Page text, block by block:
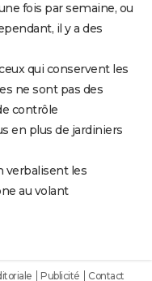
fois par semaine, ou
il y a des
qui conservent les
ne sont pas des
contrôle
en plus de jardiniers
verbalisent les
au volant
Publicité Contact